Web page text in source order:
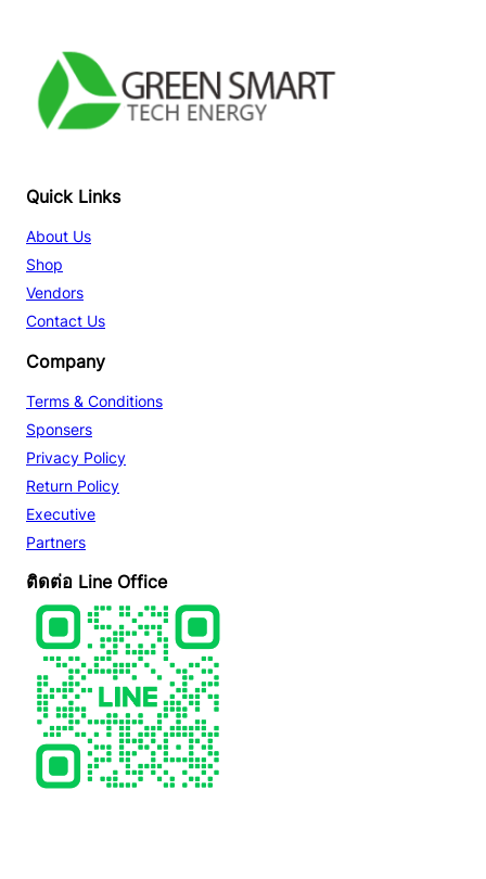
Quick Links
About Us
Shop
Vendors
Contact Us
Company
Terms & Conditions
Sponsers
Privacy Policy
Return Policy
Executive
Partners
ติดต่อ Line Office